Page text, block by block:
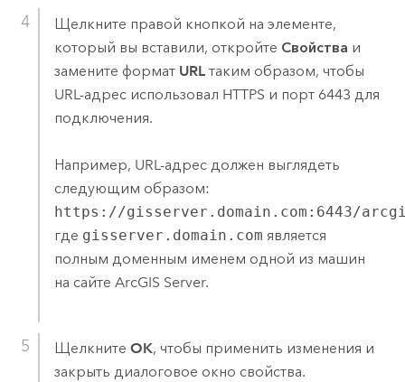
Щелкните правой кнопкой на элементе,
который вы вставили, откройте Свойства и
замените формат URLтаким образом, чтобы
URL-адрес использовал HTTPS и порт 6443 для
подключения.
Например, URL-адрес должен выглядеть
следующим образом:
https://gisserver.domain.com:6443/
где gisserver.domain.com является
полным доменным именем одной из машин
на сайте ArcGIS Server.
Щелкните OK, чтобы применить изменения и
закрыть диалоговое окно свойства.